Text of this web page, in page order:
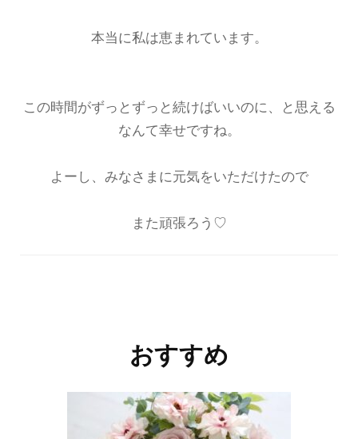
本当に私は恵まれています。
この時間がずっとずっと続けばいいのに、と思える
なんて幸せですね。
よーし、みなさまに元気をいただけたので
また頑張ろう♡
おすすめ